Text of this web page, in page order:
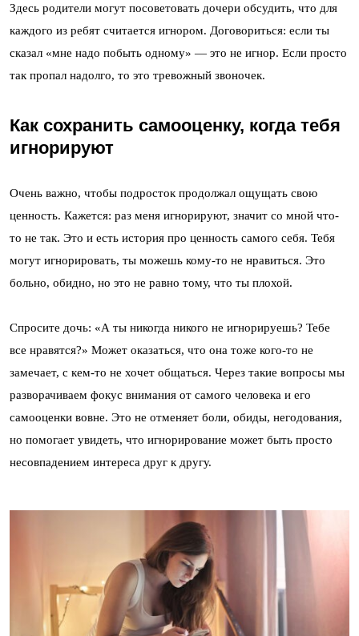
Здесь родители могут посоветовать дочери обсудить, что для
каждого из ребят считается игнором. Договориться: если ты
сказал «мне надо побыть одному» — это не игнор. Если просто
так пропал надолго, то это тревожный звоночек.
Как сохранить самооценку, когда тебя
игнорируют
Очень важно, чтобы подросток продолжал ощущать свою
ценность. Кажется: раз меня игнорируют, значит со мной что-
то не так. Это и есть история про ценность самого себя. Тебя
могут игнорировать, ты можешь кому-то не нравиться. Это
больно, обидно, но это не равно тому, что ты плохой.
Спросите дочь: «А ты никогда никого не игнорируешь? Тебе
все нравятся?» Может оказаться, что она тоже кого-то не
замечает, с кем-то не хочет общаться. Через такие вопросы мы
разворачиваем фокус внимания от самого человека и его
самооценки вовне. Это не отменяет боли, обиды, негодования,
но помогает увидеть, что игнорирование может быть просто
несовпадением интереса друг к другу.